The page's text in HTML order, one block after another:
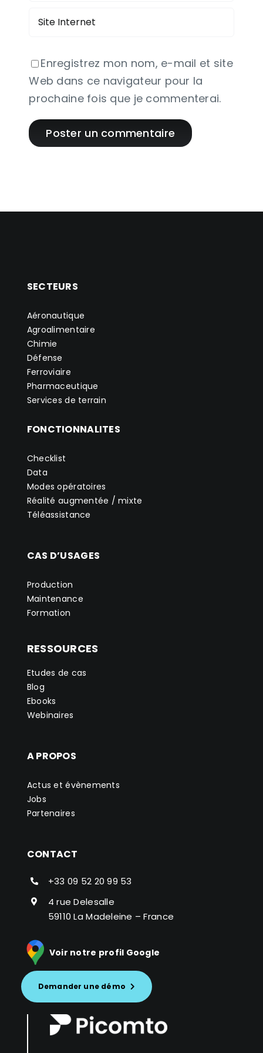
Enregistrez mon nom, e-mail et site
Web dans ce navigateur pour la
prochaine fois que je commenterai.
SECTEURS
Aéronautique
Agroalimentaire
Chimie
Défense
Ferroviaire
Pharmaceutique
Services de terrain
FONCTIONNALITES
Checklist
Data
Modes opératoires
Réalité augmentée / mixte
Téléassistance
CAS D’USAGES
Production
Maintenance
Formation
RESSOURCES
Etudes de cas
Blog
Ebooks
Webinaires
A PROPOS
Actus et évènements
Jobs
Partenaires
CONTACT
+33 09 52 20 99 53
4 rue Delesalle
59110 La Madeleine – France
Voir notre profil Google
Demander une démo